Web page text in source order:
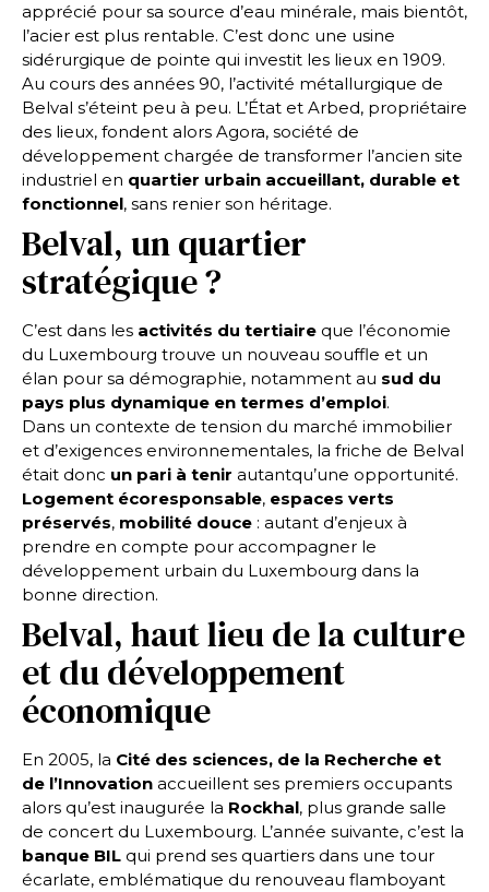
apprécié pour sa source d’eau minérale, mais bientôt,
l’acier est plus rentable. C’est donc une usine
sidérurgique de pointe qui investit les lieux en 1909.
Au cours des années 90, l’activité métallurgique de
Belval s’éteint peu à peu. L’État et Arbed, propriétaire
des lieux, fondent alors Agora, société de
développement chargée de transformer l’ancien site
industriel en quartier urbain accueillant, durable et
fonctionnel, sans renier son héritage.
Belval, un quartier
stratégique ?
C’est dans les activités du tertiaire que l’économie
du Luxembourg trouve un nouveau souffle et un
élan pour sa démographie, notamment au sud du
pays plus dynamique en termes d’emploi.
Dans un contexte de tension du marché immobilier
et d’exigences environnementales, la friche de Belval
était donc un pari à tenir autantqu’une opportunité.
Logement écoresponsable, espaces verts
préservés, mobilité douce : autant d’enjeux à
prendre en compte pour accompagner le
développement urbain du Luxembourg dans la
bonne direction.
Belval, haut lieu de la culture
et du développement
économique
En 2005, la Cité des sciences, de la Recherche et
de l’Innovation accueillent ses premiers occupants
alors qu’est inaugurée la Rockhal, plus grande salle
de concert du Luxembourg. L’année suivante, c’est la
banque BIL qui prend ses quartiers dans une tour
écarlate, emblématique du renouveau flamboyant